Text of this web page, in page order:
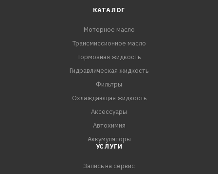
КАТАЛОГ
Моторное масло
Трансмиссионное масло
Тормозная жидкость
Гидравлическая жидкость
Фильтры
Охлаждающая жидкость
Аксессуары
Автохимия
Аккумуляторы
УСЛУГИ
Запись на сервис